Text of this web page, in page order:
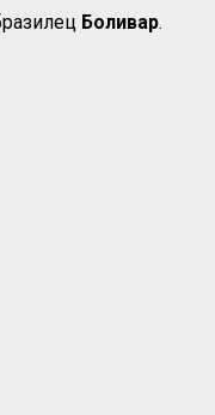
Боливар.